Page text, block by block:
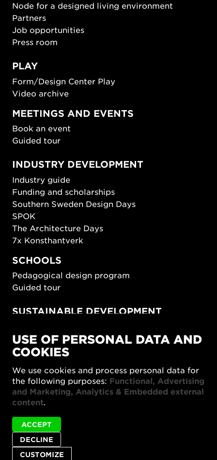
Node for a designed living environment
Partners
Job opportunities
Press room
PLAY
Form/Design Center Play
Video archive
MEETINGS AND EVENTS
Book an event
Guided tour
INDUSTRY DEVELOPMENT
Industry guide
Funding and scholarships
Southern Sweden Design Days
SPOK
The Architecture Days
7x Konsthantverk
SCHOOLS
Pedagogical design program
Guided tour
SUSTAINABLE DEVELOPMENT
SUSTAINORDIC
Share Future Living
What Matter_s
Privacy policy
Cookie settings
© 2026 Form/Design Center
USE OF PERSONAL DATA AND
COOKIES
We use cookies and process personal data for
the following purposes: Functional, Advertising
and Marketing, Analytics & Embedded external
content.
CUSTOMIZE
DECLINE
ACCEPT